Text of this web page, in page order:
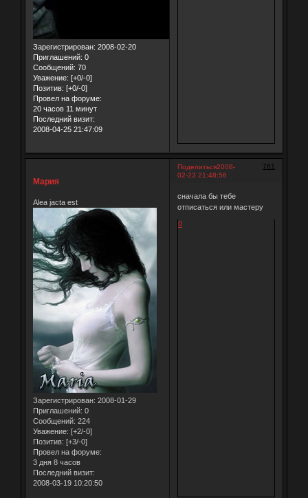
Зарегистрирован: 2008-02-20
Приглашений: 0
Сообщений: 70
Уважение: [+0/-0]
Позитив: [+0/-0]
Провел на форуме:
20 часов 11 минут
Последний визит:
2008-04-25 21:47:09
Поделиться 761
2008-
02-23 21:48:56
Мария
Alea jacta est
Зарегистрирован: 2008-01-29
Приглашений: 0
Сообщений: 224
Уважение: [+2/-0]
Позитив: [+3/-0]
Провел на форуме:
3 дня 8 часов
Последний визит:
2008-03-19 10:20:50
сначала бы тебе
отписаться или мастеру
0